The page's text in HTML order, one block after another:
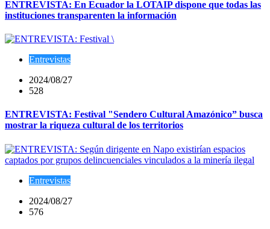
ENTREVISTA: En Ecuador la LOTAIP dispone que todas las
instituciones transparenten la información
Entrevistas
2024/08/27
528
ENTREVISTA: Festival "Sendero Cultural Amazónico” busca
mostrar la riqueza cultural de los territorios
Entrevistas
2024/08/27
576